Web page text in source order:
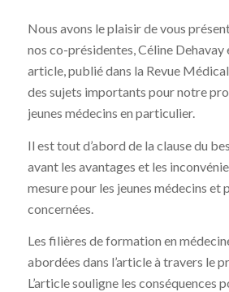
Nous avons le plaisir de vous
nos co-présidentes, Céline Dehavay
article, publié dans la Revue
des sujets importants pour notre
jeunes médecins en particulier.
Il est tout d’abord de la clause du
avant les avantages et les
mesure pour les jeunes médecins et
concernées.
Les filières de formation en
abordées dans l’article à travers le
L’article souligne les conséquences